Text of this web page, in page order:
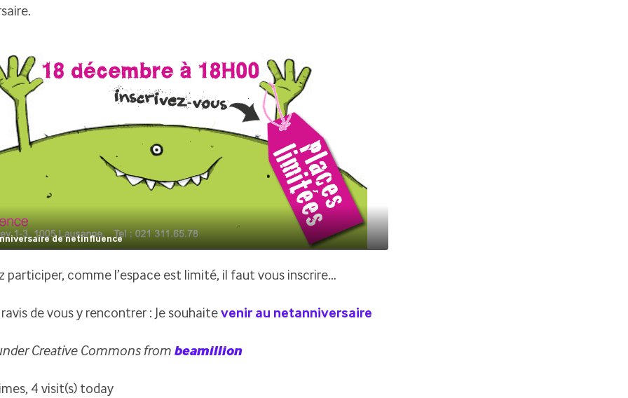
de netinfluence
participer, comme l’espace est limité, il faut vous inscrire…
de vous y rencontrer : Je souhaite venir au netanniversaire
Creative Commons from beamillion
4 visit(s) today